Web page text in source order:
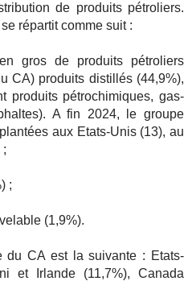
de produits pétroliers.
répartit comme suit :
gros de produits pétroliers
CA) produits distillés (44,9%),
produits pétrochimiques, gas-
A fin 2024, le groupe
aux Etats-Unis (13), au
;
;
(1,9%).
du CA est la suivante : Etats-
et Irlande (11,7%), Canada